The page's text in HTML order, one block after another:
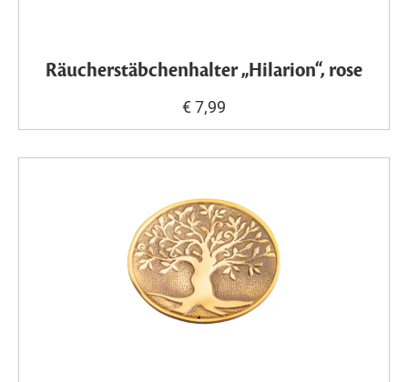
Räucherstäbchenhalter „Hilarion“, rose
€ 7,99